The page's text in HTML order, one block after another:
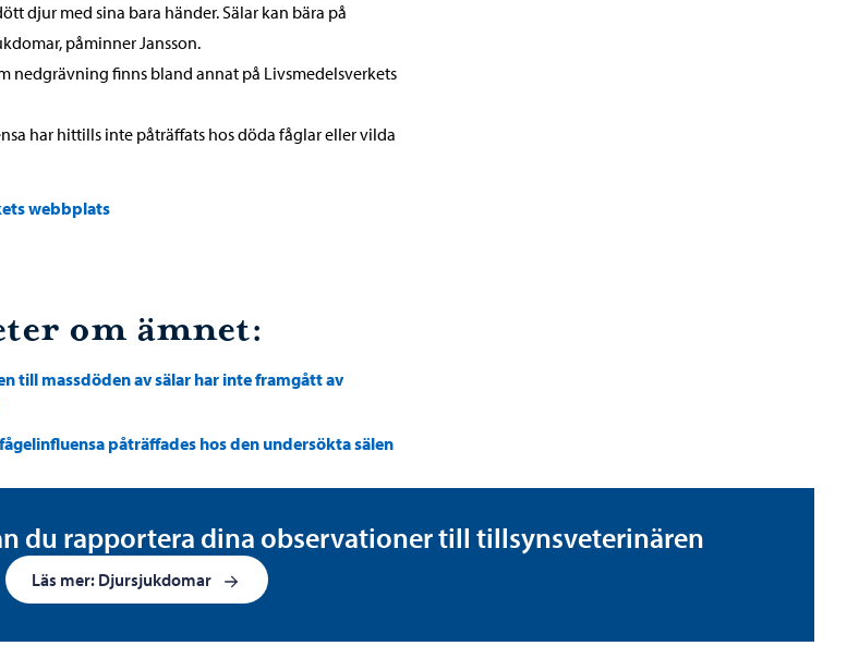
djur med sina bara händer. Sälar kan bära på
påminner Jansson.
nedgrävning finns bland annat på Livsmedelsverkets
har hittills inte påträffats hos döda fåglar eller vilda
webbplats
om ämnet:
till massdöden av sälar har inte framgått av
påträffades hos den undersökta sälen
du rapportera dina observationer till tillsynsveterinären
Läs mer: Djursjukdomar